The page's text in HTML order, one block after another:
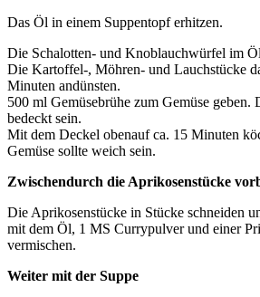
Das Öl in einem Suppentopf erhitzen.
Die Schalotten- und Knoblauchwürfel im
Die Kartoffel-, Möhren- und Lauchstücke
Minuten andünsten.
500 ml Gemüsebrühe zum Gemüse geben.
bedeckt sein.
Mit dem Deckel obenauf ca. 15 Minuten
Gemüse sollte weich sein.
Zwischendurch die Aprikosenstücke
Die Aprikosenstücke in Stücke schneiden
mit dem Öl, 1 MS Currypulver und einer
vermischen.
Weiter mit der Suppe